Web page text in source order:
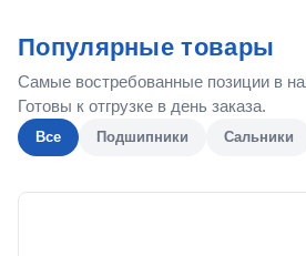
Популярные товары
Самые востребованные позиции в
Готовы к отгрузке в день заказа.
Все Подшипники Сальники